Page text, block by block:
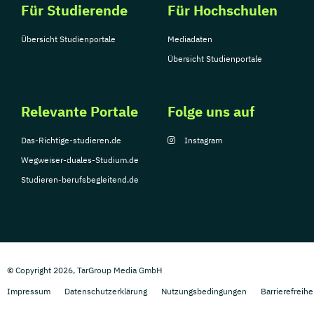
Für Studierende
Übersicht Studienportale
Für Hochschulen
Mediadaten
Übersicht Studienportale
Relevante Portale
Das-Richtige-studieren.de
Wegweiser-duales-Studium.de
Studieren-berufsbegleitend.de
Folge uns auf
Instagram
© Copyright 2026, TarGroup Media GmbH
Impressum
Datenschutzerklärung Nutzungsbedingungen